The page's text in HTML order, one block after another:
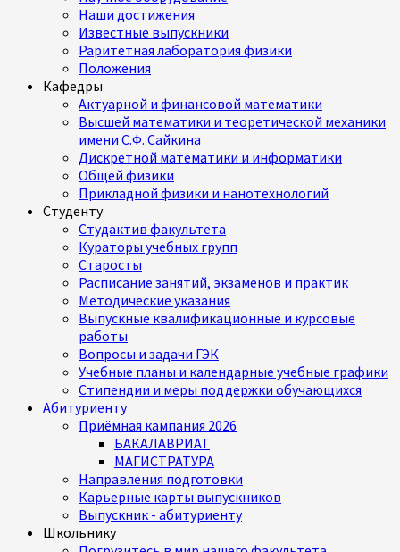
Наши достижения
Известные выпускники
Раритетная лаборатория физики
Положения
Кафедры
Актуарной и финансовой математики
Высшей математики и теоретической механики
имени С.Ф. Сайкина
Дискретной математики и информатики
Общей физики
Прикладной физики и нанотехнологий
Студенту
Студактив факультета
Кураторы учебных групп
Старосты
Расписание занятий, экзаменов и практик
Методические указания
Выпускные квалификационные и курсовые
работы
Вопросы и задачи ГЭК
Учебные планы и календарные учебные графики
Стипендии и меры поддержки обучающихся
Абитуриенту
Приёмная кампания 2026
БАКАЛАВРИАТ
МАГИСТРАТУРА
Направления подготовки
Карьерные карты выпускников
Выпускник - абитуриенту
Школьнику